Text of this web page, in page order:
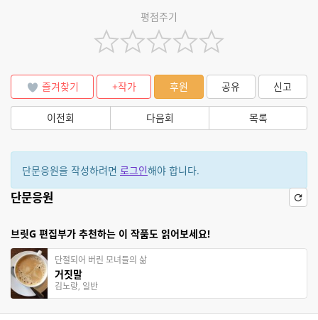
평점주기
즐겨찾기 +작가 후원 공유 신고
이전회 다음회 목록
단문응원을 작성하려면 로그인해야 합니다.
단문응원
브릿G 편집부가 추천하는 이 작품도 읽어보세요!
단절되어 버린 모녀들의 삶
거짓말
김노랑, 일반